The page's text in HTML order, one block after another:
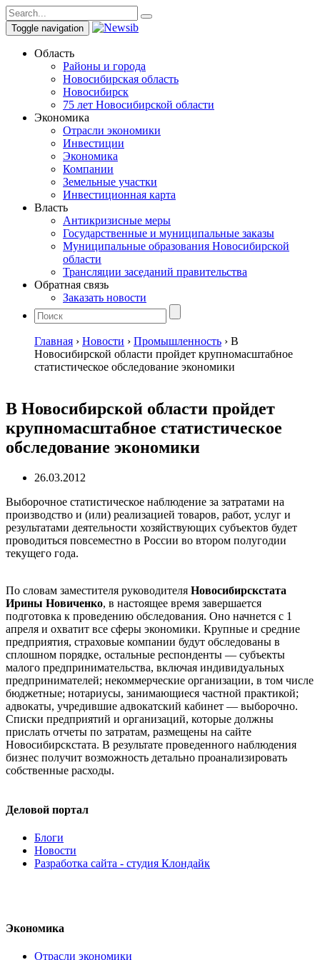
Toggle navigation
Область
Районы и города
Новосибирская область
Новосибирск
75 лет Новосибирской области
Экономика
Отрасли экономики
Инвестиции
Экономика
Компании
Земельные участки
Инвестиционная карта
Власть
Антикризисные меры
Государственные и муниципальные заказы
Муниципальные образования Новосибирской
области
Трансляции заседаний правительства
Обратная связь
Заказать новости
Главная › Новости › Промышленность › В
Новосибирской области пройдет крупномасштабное
статистическое обследование экономики
В Новосибирской области пройдет
крупномасштабное статистическое
обследование экономики
26.03.2012
Выборочное статистическое наблюдение за затратами на
производство и (или) реализацией товаров, работ, услуг и
результатами деятельности хозяйствующих субъектов будет
проводиться повсеместно в России во втором полугодии
текущего года.
По словам заместителя руководителя Новосибирскстата
Ирины Новиченко, в настоящее время завершается
подготовка к проведению обследования. Оно начнется с 1
апреля и охватит все сферы экономики. Крупные и средние
предприятия, страховые компании будут обследованы в
сплошном порядке, остальные респонденты — субъекты
малого предпринимательства, включая индивидуальных
предпринимателей; некоммерческие организации, в том числе
бюджетные; нотариусы, занимающиеся частной практикой;
адвокаты, учредившие адвокатский кабинет — выборочно.
Списки предприятий и организаций, которые должны
прислать отчеты по затратам, размещены на сайте
Новосибирскстата. В результате проведенного наблюдения
бизнес получит возможность детально проанализировать
собственные расходы.
Деловой портал
Блоги
Новости
Разработка сайта - студия Клондайк
Экономика
Отрасли экономики